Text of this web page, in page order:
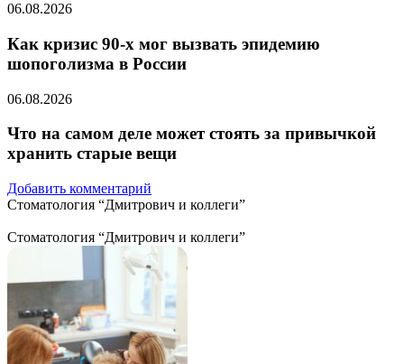
06.08.2026
Как кризис 90-х мог вызвать эпидемию
шопоголизма в России
06.08.2026
Что на самом деле может стоять за привычкой
хранить старые вещи
Добавить комментарий
Стоматология “Дмитрович и коллеги”
Стоматология “Дмитрович и коллеги”